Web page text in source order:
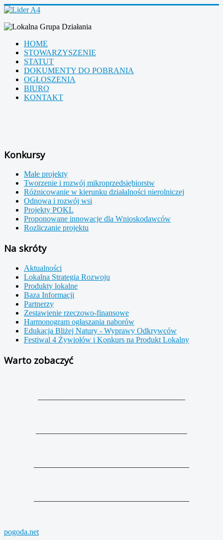
HOME
STOWARZYSZENIE
STATUT
DOKUMENTY DO POBRANIA
OGŁOSZENIA
BIURO
KONTAKT
Konkursy
Małe projekty
Tworzenie i rozwój mikroprzedsiębiorstw
Różnicowanie w kierunku działalności nierolniczej
Odnowa i rozwój wsi
Projekty POKL
Proponowane innowacje dla Wnioskodawców
Rozliczanie projektu
Na skróty
Aktualności
Lokalna Strategia Rozwoju
Produkty lokalne
Baza Informacji
Partnerzy
Zestawienie rzeczowo-finansowe
Harmonogram ogłaszania naborów
Edukacja Bliżej Natury - Wyprawy Odkrywców
Festiwal 4 Żywiołów i Konkurs na Produkt Lokalny
Warto zobaczyć
pogoda.net